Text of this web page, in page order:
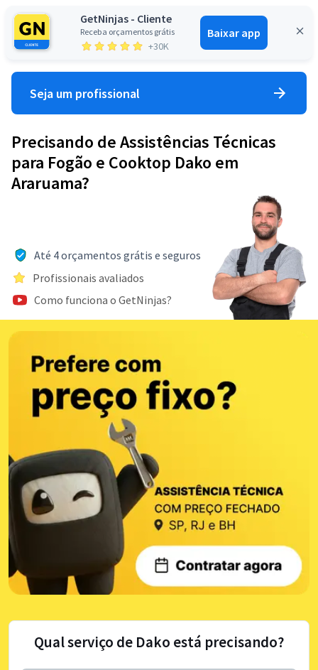
GetNinjas - Cliente
Receba orçamentos grátis
+30K
Baixar app
Entrar
Seja um profissional
Precisando de Assistências Técnicas
para Fogão e Cooktop Dako em
Araruama?
Até 4 orçamentos grátis e seguros
Profissionais avaliados
Como funciona o GetNinjas?
Qual serviço de Dako está precisando?